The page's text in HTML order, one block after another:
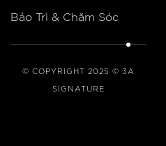
Bảo Trì & Chăm Sóc
© COPYRIGHT 2025 © 3A
SIGNATURE